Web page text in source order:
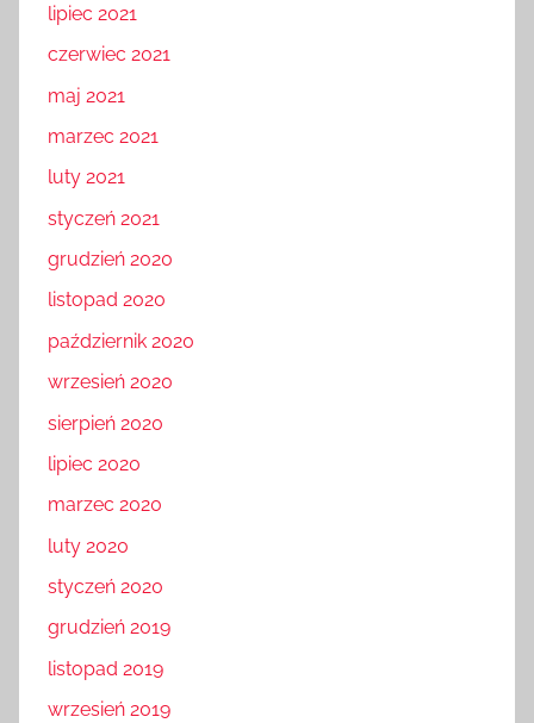
lipiec 2021
czerwiec 2021
maj 2021
marzec 2021
luty 2021
styczeń 2021
grudzień 2020
listopad 2020
październik 2020
wrzesień 2020
sierpień 2020
lipiec 2020
marzec 2020
luty 2020
styczeń 2020
grudzień 2019
listopad 2019
wrzesień 2019